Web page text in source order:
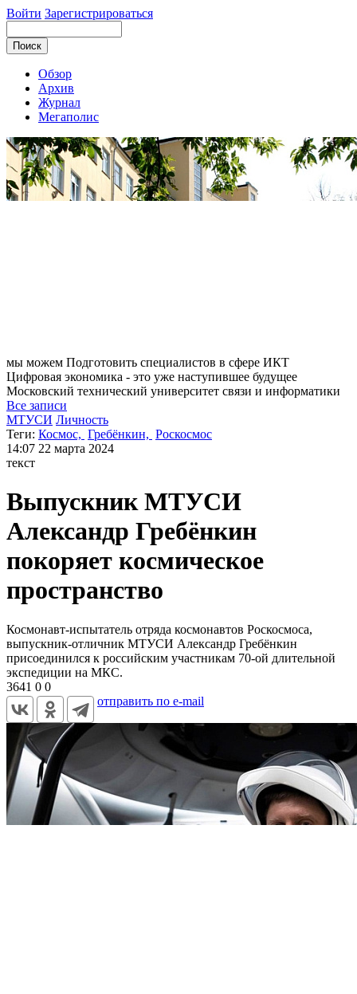
Войти Зарегистрироваться
Обзор
Архив
Журнал
Мегаполис
мы можем Подготовить специалистов в сфере ИКТ
Цифровая экономика - это уже наступившее будущее
Московский технический университет связи и информатики
Все записи
МТУСИ Личность
Теги: Космос, Гребёнкин, Роскосмос
14:07 22 марта 2024
текст
Выпускник МТУСИ
Александр Гребёнкин
покоряет космическое
пространство
Космонавт-испытатель отряда космонавтов Роскосмоса,
выпускник-отличник МТУСИ Александр Гребёнкин
присоединился к российским участникам 70-ой длительной
экспедиции на МКС.
3641 0 0
отправить по e-mail